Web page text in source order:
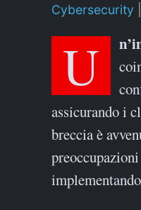
Cybersecurity
assicurando i
breccia è